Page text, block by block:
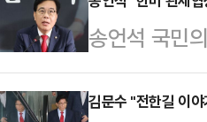
스타디움에
착용했다.공
트와 브라톱
송언석 국민
해 "한미
율로 적절한
김문수 "전한길 이